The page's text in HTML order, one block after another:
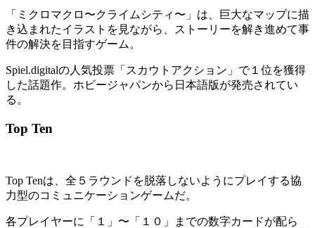
「ミクロマクロ〜クライムシティ〜」は、巨大なマップに描
き込まれたイラストを見ながら、ストーリーを解き進めて事
件の解決を目指すゲーム。
Spiel.digitalの人気投票「スカウトアクション」で１位を獲得
した話題作。ホビージャパンから日本語版が発売されてい
る。
Top Ten
Top Tenは、全５ラウンドを脱落しないようにプレイする協
力型のコミュニケーションゲームだ。
各プレイヤーに「１」〜「１０」までの数字カードが配ら